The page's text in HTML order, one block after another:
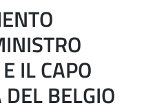
IL CAPO
BELGIO